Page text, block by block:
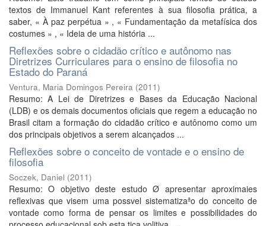
textos de Immanuel Kant referentes à sua filosofia prática, a
saber, « À paz perpétua » , « Fundamentação da metafísica dos
costumes » , « Ideia de uma história ...
Reflexões sobre o cidadão crítico e autônomo nas
Diretrizes Curriculares para o ensino de filosofia no
Estado do Paraná
Ventura, Maria Domingos Pereira (2011)
Resumo: A Lei de Diretrizes e Bases da Educação Nacional
(LDB) e os demais documentos oficiais que regem a educação no
Brasil citam a formação do cidadão crítico e autônomo como um
dos principais objetivos a serem alcançados ...
Reflexões sobre o conceito de vontade e o ensino de
filosofia
Soczek, Daniel (2011)
Resumo: O objetivo deste estudo Ø apresentar aproximaies
reflexivas que visem uma possvel sistematizaªo do conceito de
vontade como forma de pensar os limites e possibilidades do